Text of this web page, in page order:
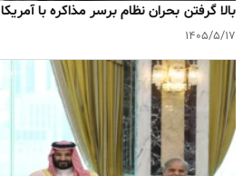
بالا گرفتن بحران نظام برسر مذاکره با آمریکا
۱۴۰۵/۵/۱۷